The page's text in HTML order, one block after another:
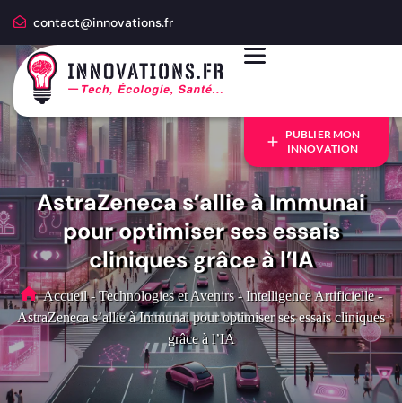
contact@innovations.fr
PUBLIER MON
INNOVATION
AstraZeneca s’allie à Immunai
pour optimiser ses essais
cliniques grâce à l’IA
Accueil - Technologies et Avenirs - Intelligence Artificielle -
AstraZeneca s’allie à Immunai pour optimiser ses essais cliniques
grâce à l’IA